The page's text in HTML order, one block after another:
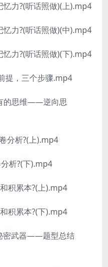
力?(听话照做)(上).mp4
力?(听话照做)(中).mp4
力?(听话照做)(下).mp4
，三个步骤.mp4
的思维——逆向思
分析?(上).mp4
析?(下).mp4
积累本?(上).mp4
积累本?(下).mp4
武器——题型总结